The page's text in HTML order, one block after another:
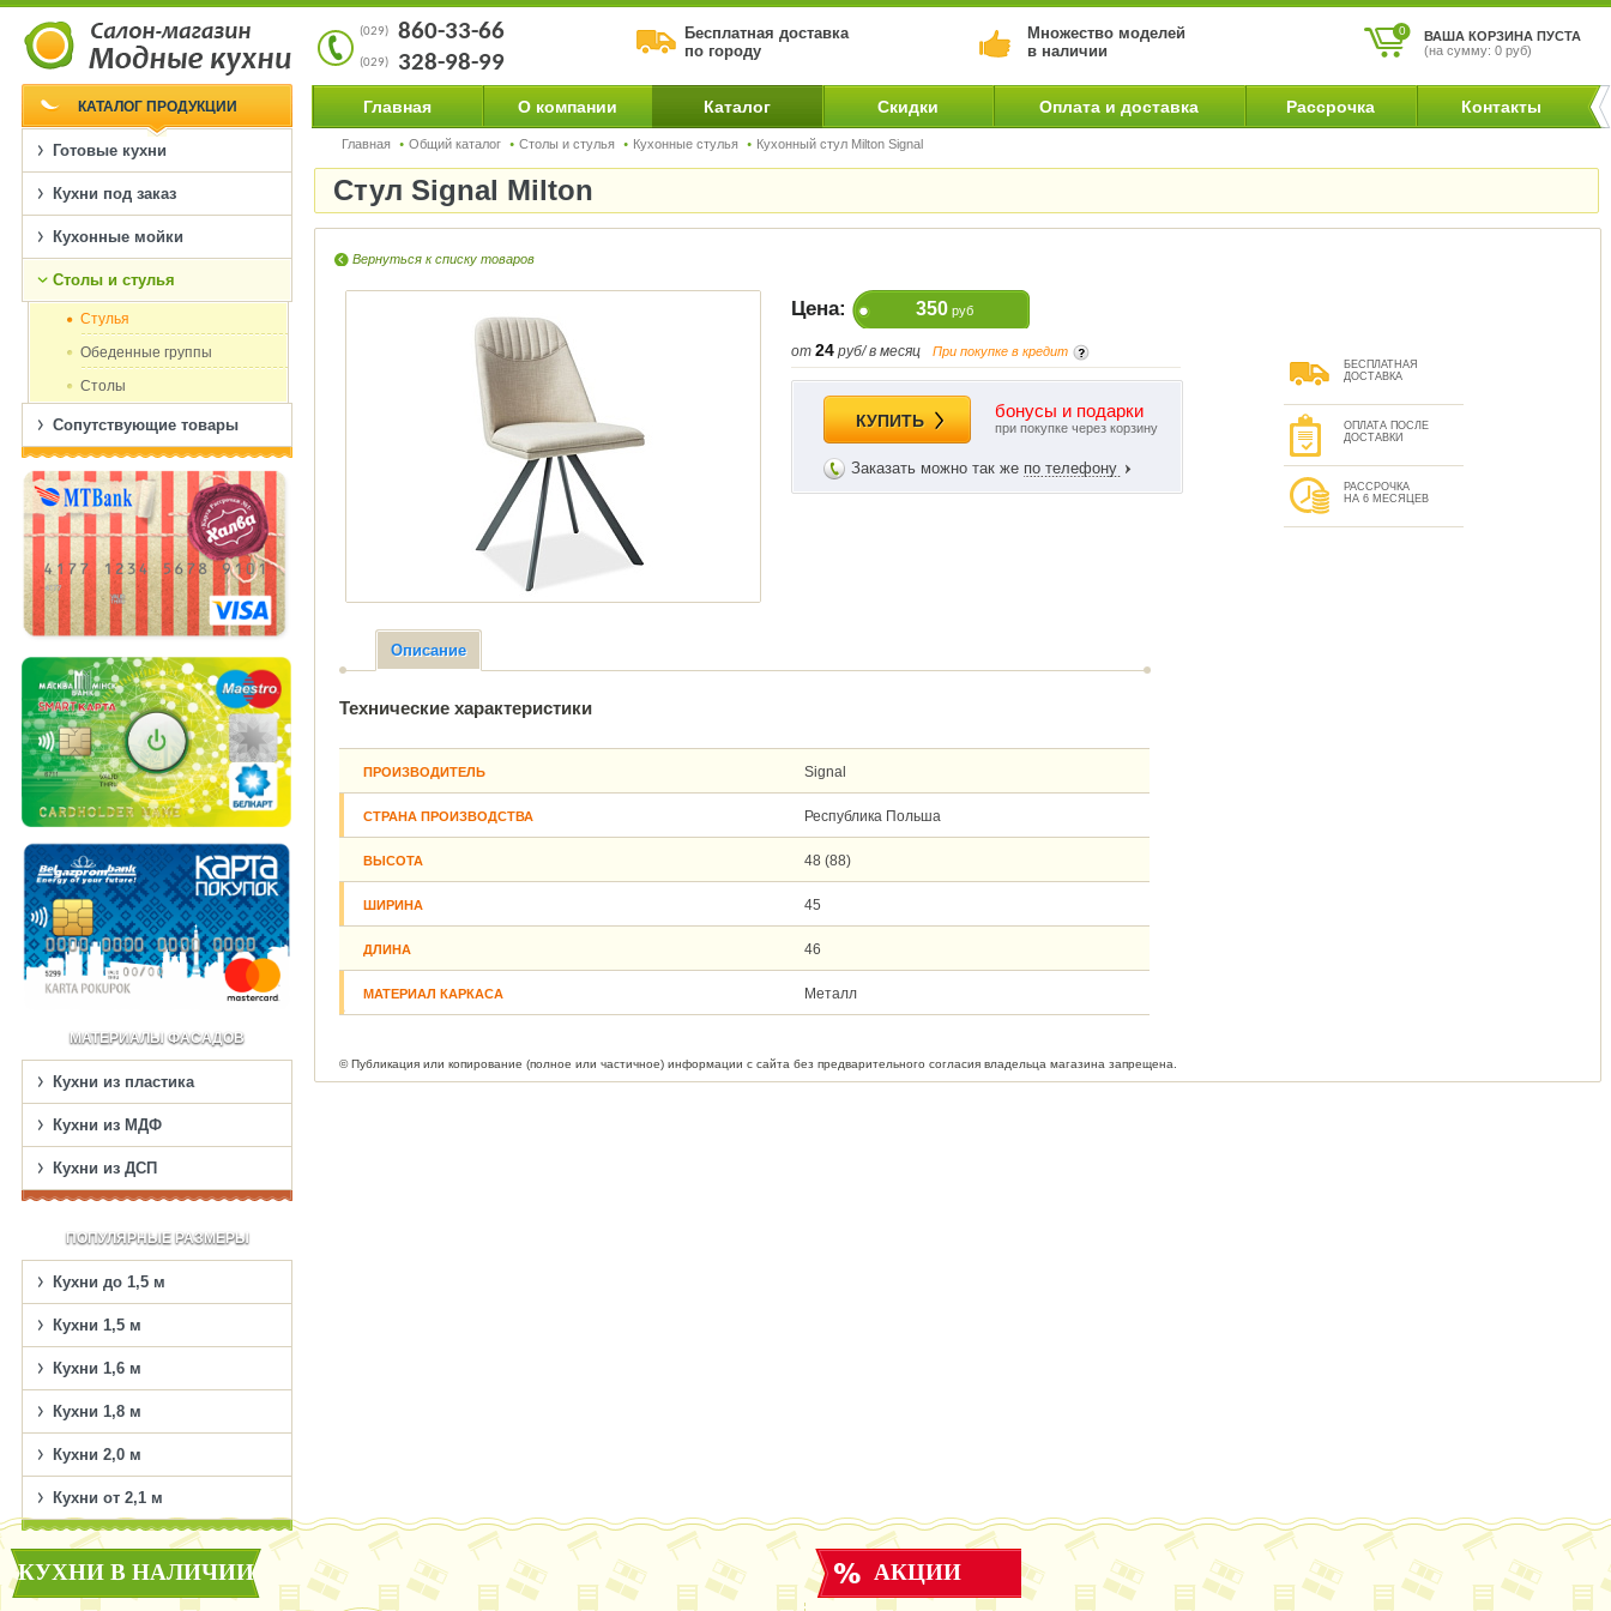
0
ВАША КОРЗИНА ПУСТА
(на сумму: 0 руб)
(029) 860-33-66
(029) 328-98-99
Бесплатная доставка
по городу
Множество моделей
в наличии
Главная О компании Каталог Скидки Оплата и доставка Рассрочка Контакты
Главная Общий каталог Столы и стулья Кухонные стулья Кухонный стул Milton Signal
Стул Signal Milton
© Публикация или копирование (полное или частичное) информации с сайта без предварительного согласия владельца магазина запрещена.
Вернуться к списку товаров
Цена: 350руб
от 24 руб/ в месяц При покупке в кредит
КУПИТЬ бонусы и подарки
при покупке через корзину
Заказать можно так же по телефону
БЕСПЛАТНАЯ
ДОСТАВКА
ОПЛАТА ПОСЛЕ
ДОСТАВКИ
РАССРОЧКА
НА 6 МЕСЯЦЕВ
Описание
Технические характеристики
ПРОИЗВОДИТЕЛЬ Signal
СТРАНА ПРОИЗВОДСТВА Республика Польша
ВЫСОТА 48 (88)
ШИРИНА 45
ДЛИНА 46
МАТЕРИАЛ КАРКАСА Металл
КАТАЛОГ ПРОДУКЦИИ
Готовые кухни
Кухни под заказ
Кухонные мойки
Столы и стулья
Cтулья
Обеденные группы
Столы
Сопутствующие товары
МАТЕРИАЛЫ ФАСАДОВ
Кухни из пластика
Кухни из МДФ
Кухни из ДСП
ПОПУЛЯРНЫЕ РАЗМЕРЫ
Кухни до 1,5 м
Кухни 1,5 м
Кухни 1,6 м
Кухни 1,8 м
Кухни 2,0 м
Кухни от 2,1 м
КУХНИ В НАЛИЧИИ АКЦИИ